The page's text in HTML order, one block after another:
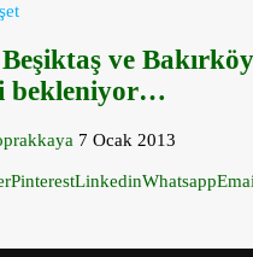
ve
bekleniyor…
7 Ocak 2013
PinterestLinkedinWhatsapp